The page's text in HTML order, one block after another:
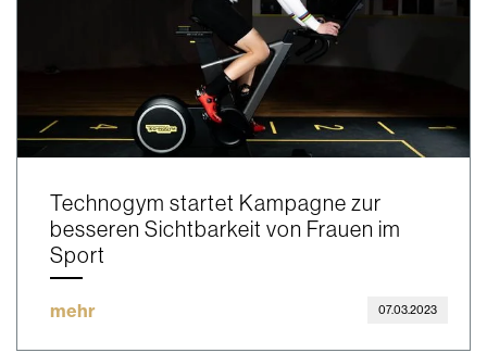
Technogym startet Kampagne zur
besseren Sichtbarkeit von Frauen im
Sport
mehr 07.03.2023